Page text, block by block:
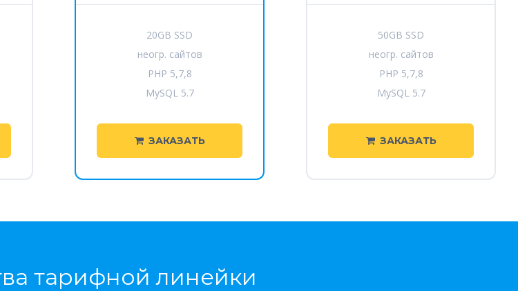
20GB SSD
неогр. сайтов
PHP 5,7,8
MySQL 5.7
ЗАКАЗАТЬ
50GB SSD
неогр. сайтов
PHP 5,7,8
MySQL 5.7
ЗАКАЗАТЬ
тарифной линейки